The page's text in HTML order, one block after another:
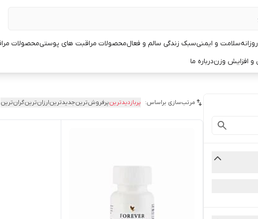
سلامت و ایمنیسبک زندگی سالم و فعالمحصولات مراقبت های پوستیمحصولات
افزایش وزندرباره ما
مرتب‌سازی براساس: پربازدیدترینپرفروش‌ترینجدیدترینارزان‌ترینگران‌ترین